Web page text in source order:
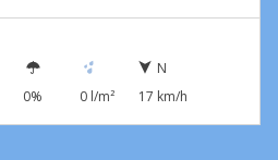
0% 0 l/m²
N
17 km/h